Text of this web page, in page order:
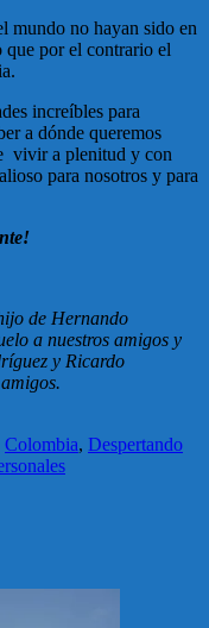
mundo no hayan sido en
que por el contrario el
increíbles para
a dónde queremos
vivir a plenitud y con
para nosotros y para
de Hernando
a nuestros amigos y
y Ricardo
Colombia, Despertando